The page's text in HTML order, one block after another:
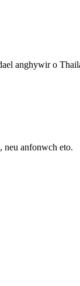
anghywir o
anfonwch eto.